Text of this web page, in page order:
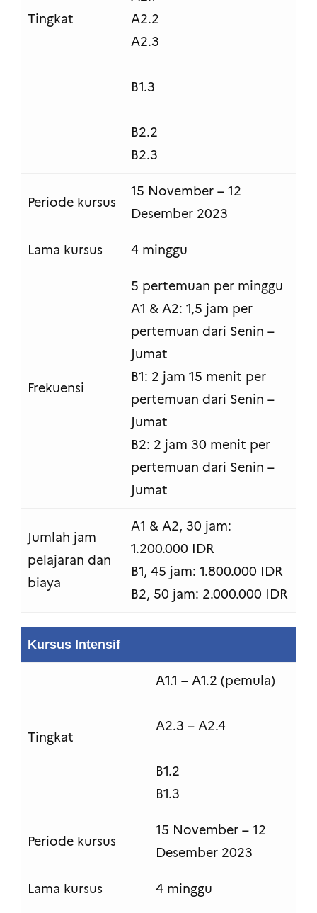
Tingkat
A2.2
A2.3
B1.3
B2.2
B2.3
Periode kursus
15 November – 12
Desember 2023
Lama kursus 4 minggu
Frekuensi
5 pertemuan per minggu
A1 & A2: 1,5 jam per
pertemuan dari Senin –
Jumat
B1: 2 jam 15 menit per
pertemuan dari Senin –
Jumat
B2: 2 jam 30 menit per
pertemuan dari Senin –
Jumat
Jumlah jam
pelajaran dan
biaya
A1 & A2, 30 jam:
1.200.000 IDR
B1, 45 jam: 1.800.000 IDR
B2, 50 jam: 2.000.000 IDR
Kursus Intensif
Tingkat
A1.1 – A1.2 (pemula)
A2.3 – A2.4
B1.2
B1.3
Periode kursus
15 November – 12
Desember 2023
Lama kursus 4 minggu